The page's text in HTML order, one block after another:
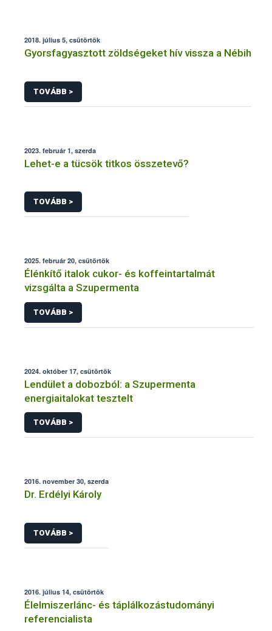
2018. július 5, csütörtök
Gyorsfagyasztott zöldségeket hív vissza a Nébih
TOVÁBB >
2023. február 1, szerda
Lehet-e a tücsök titkos összetevő?
TOVÁBB >
2025. február 20, csütörtök
Élénkítő italok cukor- és koffeintartalmát
vizsgálta a Szupermenta
TOVÁBB >
2024. október 17, csütörtök
Lendület a dobozból: a Szupermenta
energiaitalokat tesztelt
TOVÁBB >
2016. november 30, szerda
Dr. Erdélyi Károly
TOVÁBB >
2016. július 14, csütörtök
Élelmiszerlánc- és táplálkozástudományi
referencialista